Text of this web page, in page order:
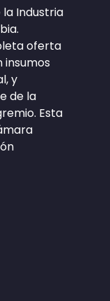
Industria
oferta
insumos
y
de la
Esta